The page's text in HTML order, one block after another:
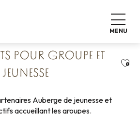
MENU
et auberges de jeunesse
POUR GROUPE ET
Auberge de jeunesse et
accueillant les groupes.